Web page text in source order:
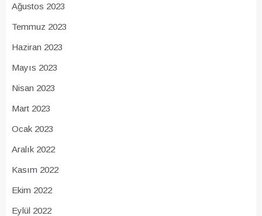
Ağustos 2023
Temmuz 2023
Haziran 2023
Mayıs 2023
Nisan 2023
Mart 2023
Ocak 2023
Aralık 2022
Kasım 2022
Ekim 2022
Eylül 2022